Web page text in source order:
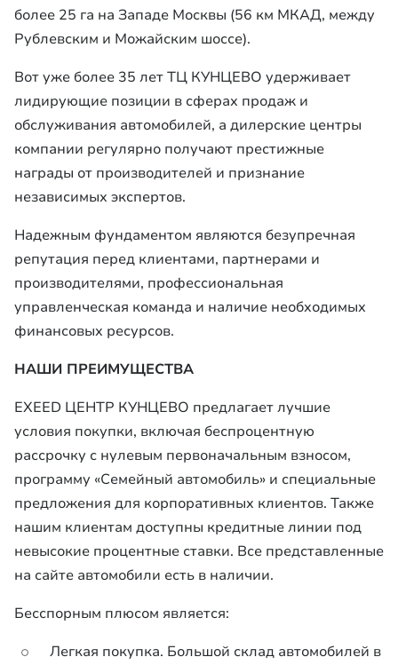
более 25 га на Западе Москвы (56 км МКАД, между
Рублевским и Можайским шоссе).
Вот уже более 35 лет ТЦ КУНЦЕВО удерживает
лидирующие позиции в сферах продаж и
обслуживания автомобилей, а дилерские центры
компании регулярно получают престижные
награды от производителей и признание
независимых экспертов.
Надежным фундаментом являются безупречная
репутация перед клиентами, партнерами и
производителями, профессиональная
управленческая команда и наличие необходимых
финансовых ресурсов.
НАШИ ПРЕИМУЩЕСТВА
EXEED ЦЕНТР КУНЦЕВО предлагает лучшие
условия покупки, включая беспроцентную
рассрочку с нулевым первоначальным взносом,
программу «Семейный автомобиль» и специальные
предложения для корпоративных клиентов. Также
нашим клиентам доступны кредитные линии под
невысокие процентные ставки. Все представленные
на сайте автомобили есть в наличии.
Бесспорным плюсом является:
Легкая покупка. Большой склад автомобилей в